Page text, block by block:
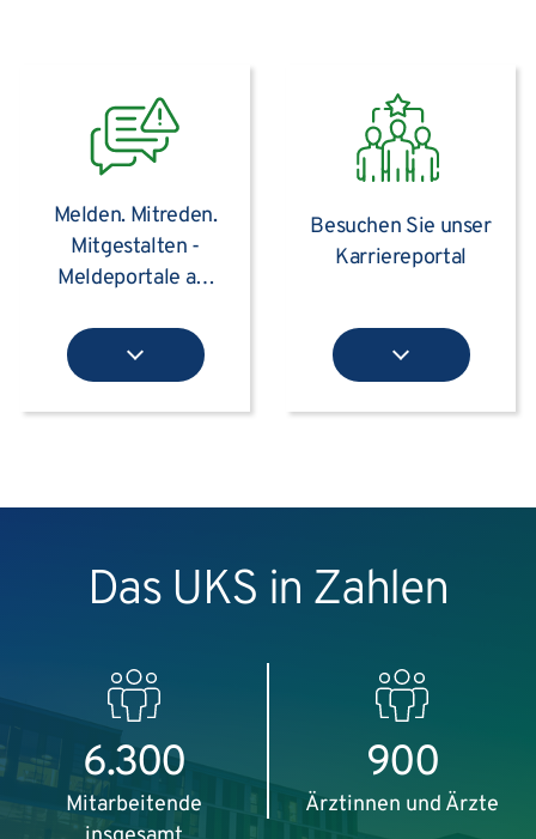
Melden. Mitreden.
Mitgestalten -
Meldeportale am
Besuchen Sie unser
Karriereportal
Das UKS in Zahlen
6.300
Mitarbeitende
900
Ärztinnen und Ärzte